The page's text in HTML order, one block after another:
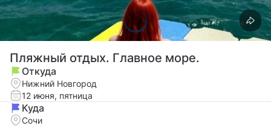
Пляжный отдых. Главное море.
Откуда
Нижний Новгород
12 июня, пятница
Куда
Сочи